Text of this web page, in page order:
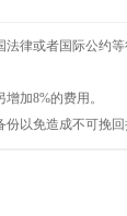
律或者国际公约
加8%的费用。
以免造成不可挽回